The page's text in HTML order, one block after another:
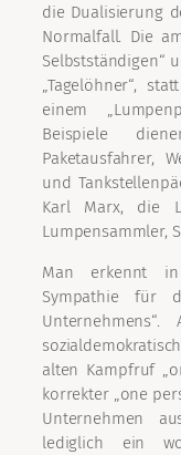
die Dualisierung
Normalfall. Die
Selbstständigen“
„Tagelöhner“,
einem
Beispiele
Paketausfahrer,
und
Karl Marx, die
Lumpensammler,
Man erkennt
Sympathie für
alten Kampfruf
korrekter „one
Unternehmen
lediglich ein